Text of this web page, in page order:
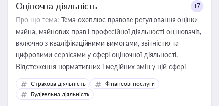
Оціночна діяльність +7
Про що тема: Тема охоплює правове регулювання оцінки
майна, майнових прав і професійної діяльності оцінювачів,
включно з кваліфікаційними вимогами, звітністю та
цифровими сервісами у сфері оціночної діяльності.
Відстеження нормативних і медійних змін у цій сфері
корисне для власника бізнесу, керівника, юриста або
бухгалтера під час оподаткування, приватизації, оренди
державного майна, корпоративних угод і перевірки
Страхова діяльність
Фінансові послуги
Будівельна діяльність